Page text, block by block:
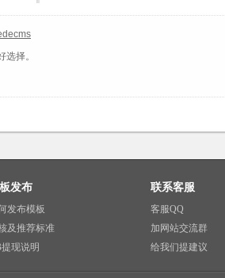
择。
发布
发布模板
及推荐标准
现说明
联系客服
客服QQ
加网站交流群
给我们提建议